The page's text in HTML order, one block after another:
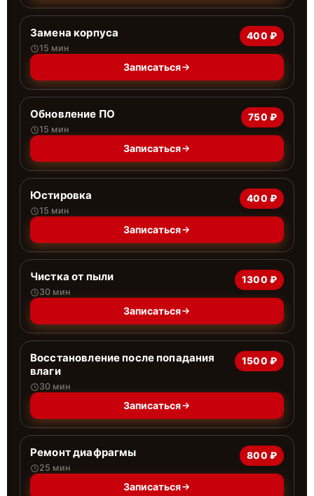
Замена корпуса
15 мин
400 ₽
Записаться
Обновление ПО
15 мин
750 ₽
Записаться
Юстировка
15 мин
400 ₽
Записаться
Чистка от пыли
30 мин
1300 ₽
Записаться
Восстановление после попадания
влаги
30 мин
1500 ₽
Записаться
Ремонт диафрагмы
25 мин
800 ₽
Записаться